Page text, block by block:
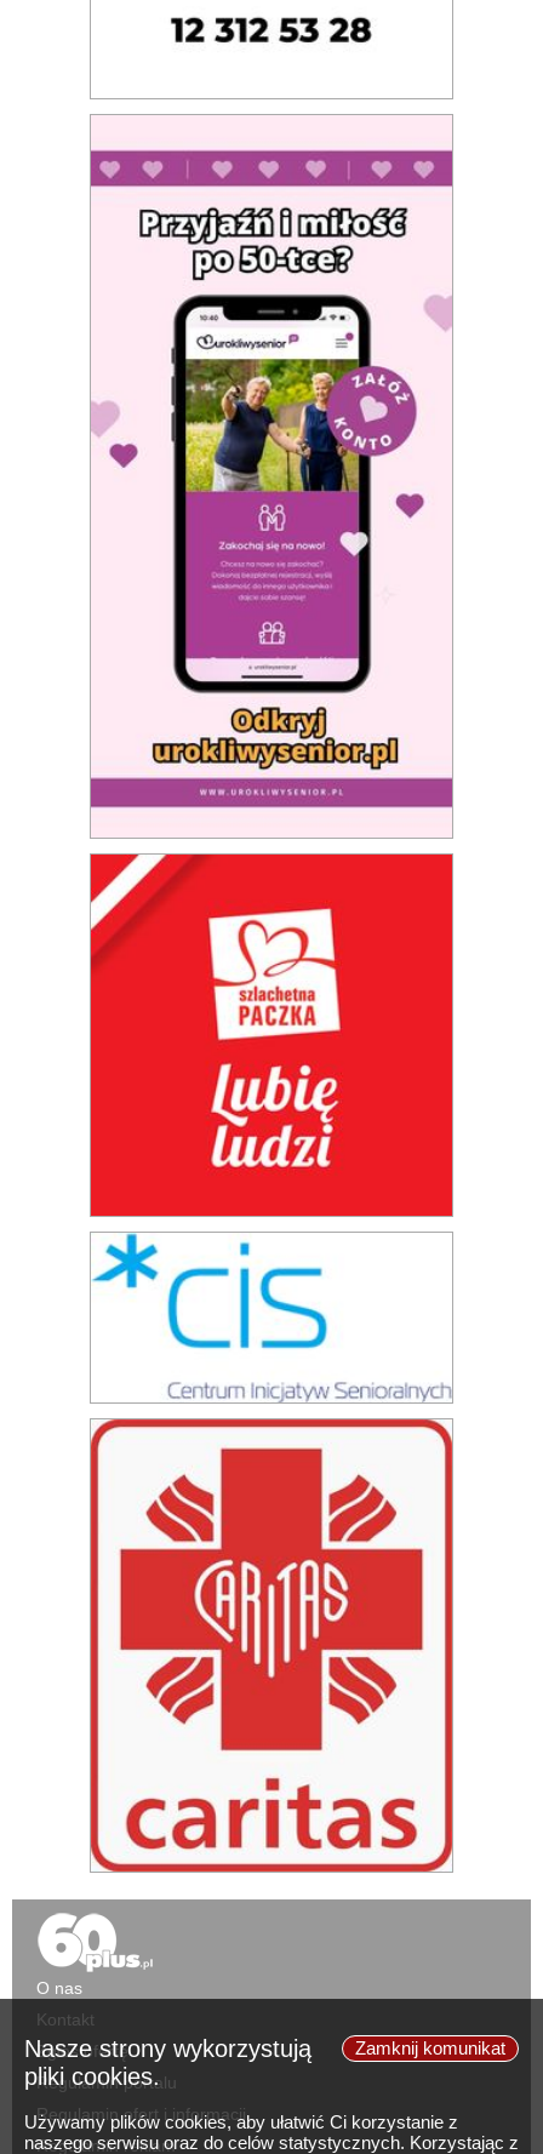
Zamknij komunikat
Nasze strony wykorzystują
pliki cookies.
Używamy plików cookies, aby ułatwić Ci korzystanie z
naszego serwisu oraz do celów statystycznych. Korzystając z
O nas
Kontakt
Zgłoś ofertę
Regulamin portalu
Regulamin ofert i informacji
Regulamin reklam